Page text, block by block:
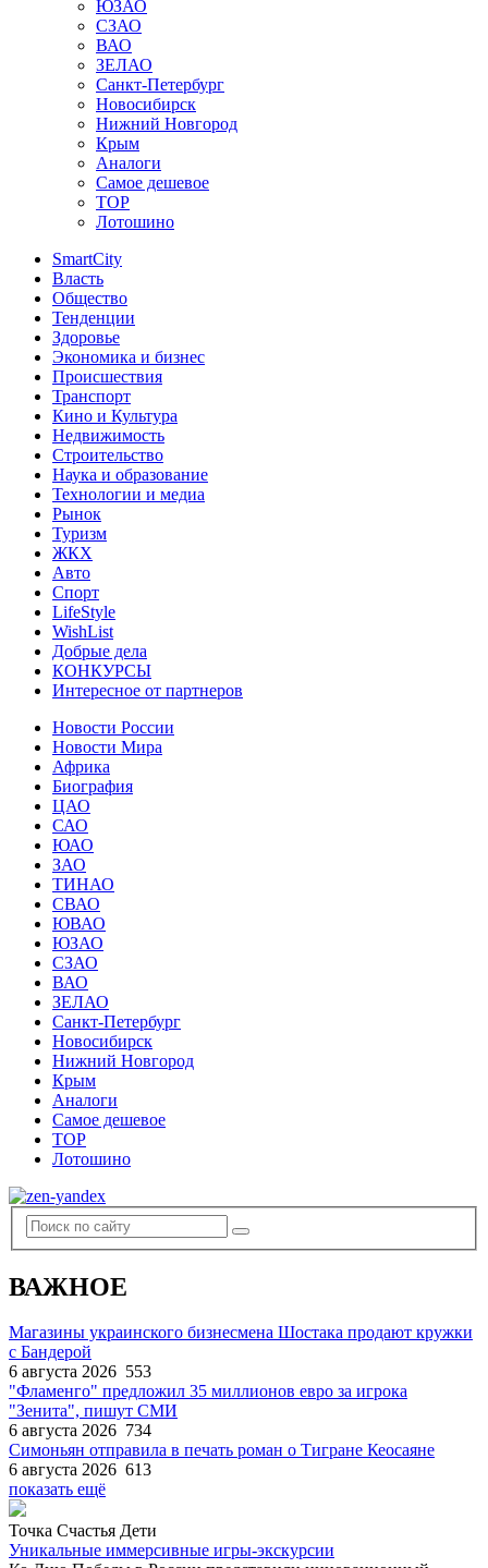
ЮЗАО
СЗАО
ВАО
ЗЕЛАО
Санкт-Петербург
Новосибирск
Нижний Новгород
Крым
Аналоги
Самое дешевое
TOP
Лотошино
SmartCity
Власть
Общество
Тенденции
Здоровье
Экономика и бизнес
Происшествия
Транспорт
Кино и Культура
Недвижимость
Строительство
Наука и образование
Технологии и медиа
Рынок
Туризм
ЖКХ
Авто
Спорт
LifeStyle
WishList
Добрые дела
КОНКУРСЫ
Интересное от партнеров
Новости России
Новости Мира
Африка
Биография
ЦАО
САО
ЮАО
ЗАО
ТИНАО
СВАО
ЮВАО
ЮЗАО
СЗАО
ВАО
ЗЕЛАО
Санкт-Петербург
Новосибирск
Нижний Новгород
Крым
Аналоги
Самое дешевое
TOP
Лотошино
ВАЖНОЕ
Магазины украинского бизнесмена Шостака продают кружки
с Бандерой
6 августа 2026 553
"Фламенго" предложил 35 миллионов евро за игрока
"Зенита", пишут СМИ
6 августа 2026 734
Симоньян отправила в печать роман о Тигране Кеосаяне
6 августа 2026 613
показать ещё
Точка Счастья Дети
Уникальные иммерсивные игры-экскурсии